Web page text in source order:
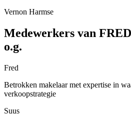
Vernon Harmse
Medewerkers van
o.g.
Fred
Betrokken makelaar met expertise in
verkoopstrategie
Suus